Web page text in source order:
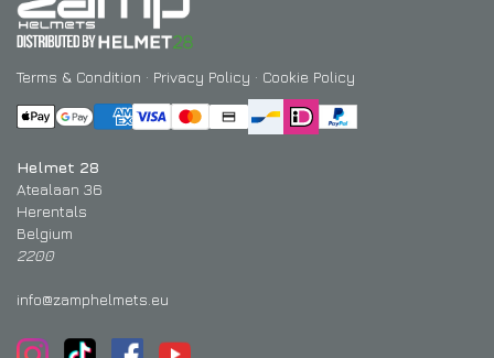
Terms & Condition · Privacy Policy · Cookie Policy
Helmet 28
Atealaan 36
Herentals
Belgium
2200
info@zamphelmets.eu